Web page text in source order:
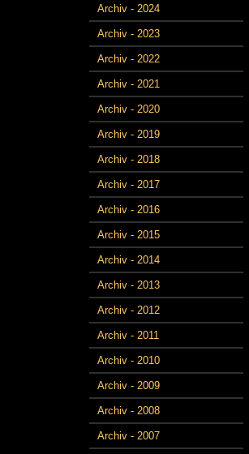
Archiv - 2024
Archiv - 2023
Archiv - 2022
Archiv - 2021
Archiv - 2020
Archiv - 2019
Archiv - 2018
Archiv - 2017
Archiv - 2016
Archiv - 2015
Archiv - 2014
Archiv - 2013
Archiv - 2012
Archiv - 2011
Archiv - 2010
Archiv - 2009
Archiv - 2008
Archiv - 2007